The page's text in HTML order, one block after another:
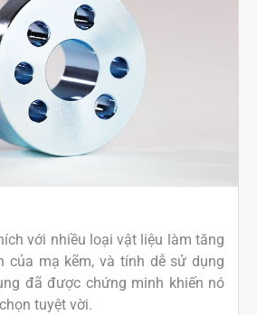
với nhiều loại vật liệu làm tăng
của mạ kẽm, và tính dễ sử dụng
đã được chứng minh khiến nó
tuyệt vời.